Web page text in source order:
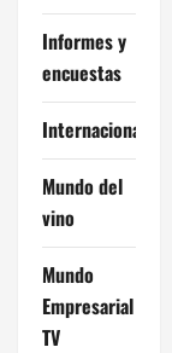
Informes y
encuestas
Internacional
Mundo del
vino
Mundo
Empresarial
TV